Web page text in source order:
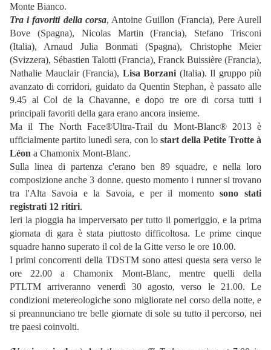
Monte Bianco.
Tra i favoriti della corsa, Antoine Guillon (Francia), Pere Aurell
Bove (Spagna), Nicolas Martin (Francia), Stefano Trisconi
(Italia), Arnaud Julia Bonmati (Spagna), Christophe Meier
(Svizzera), Sébastien Talotti (Francia), Franck Buissière (Francia),
Nathalie Mauclair (Francia), Lisa Borzani (Italia). Il gruppo più
avanzato di corridori, guidato da Quentin Stephan, è passato alle
9.45 al Col de la Chavanne, e dopo tre ore di corsa tutti i
principali favoriti della gara erano ancora insieme.
Ma il The North Face®Ultra-Trail du Mont-Blanc® 2013 è
ufficialmente partito lunedì sera, con lo start della Petite Trotte à
Léon a Chamonix Mont-Blanc.
Sulla linea di partenza c'erano ben 89 squadre, e nella loro
composizione anche 3 donne. questo momento i runner si trovano
tra l'Alta Savoia e la Savoia, e per il momentosono stati
registrati 12 ritiri.
Ieri la pioggia ha imperversato per tutto il pomeriggio, e la prima
giornata di gara è stata piuttosto difficoltosa. Le prime cinque
squadre hanno superato il col de la Gitte verso le ore 10.00.
I primi concorrenti della TDSTM sono attesi questa sera verso le
ore 22.00 a Chamonix Mont-Blanc, mentre quelli della
PTLTM arriveranno venerdì 30 agosto, verso le 21.00. Le
condizioni metereologiche sono migliorate nel corso della notte, e
si preannunciano tre belle giornate di sole su tutto il percorso, nei
tre paesi coinvolti.